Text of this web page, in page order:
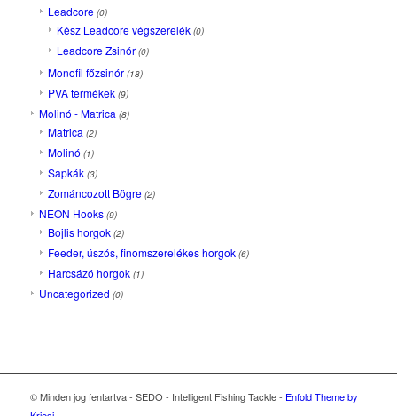
Leadcore (0)
Kész Leadcore végszerelék (0)
Leadcore Zsinór (0)
Monofil főzsinór (18)
PVA termékek (9)
Molinó - Matrica (8)
Matrica (2)
Molinó (1)
Sapkák (3)
Zománcozott Bögre (2)
NEON Hooks (9)
Bojlis horgok (2)
Feeder, úszós, finomszerelékes horgok (6)
Harcsázó horgok (1)
Uncategorized (0)
© Minden jog fentartva - SEDO - Intelligent Fishing Tackle - Enfold Theme by